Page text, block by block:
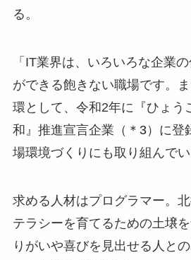
る。
「IT業界は、いろいろな企業
ができる飽きない職場です。
環として、令和2年に『ひょう
和』推進宣言企業（ ＊3）に登
場環境づくりにも取り組んでい
求める人材はプログラマー。
テラシーを育てるための土壌
りがいや喜びを見出せる人と